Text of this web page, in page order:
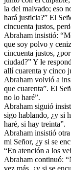
la del malvado; eso
hará justicia?” El
cincuenta justos,
Abraham insistió:
que soy polvo y
cincuenta justos,
ciudad?” Y le
allí cuarenta y cinco
Abraham volvió a
que cuarenta”. El
no lo haré”.
Abraham siguió
sigo hablando, ¿y si
haré, si hay treinta”.
Abraham insistió
mi Señor, ¿y si se
“En atención a los
Abraham continuó:
vez más, ¿y si se